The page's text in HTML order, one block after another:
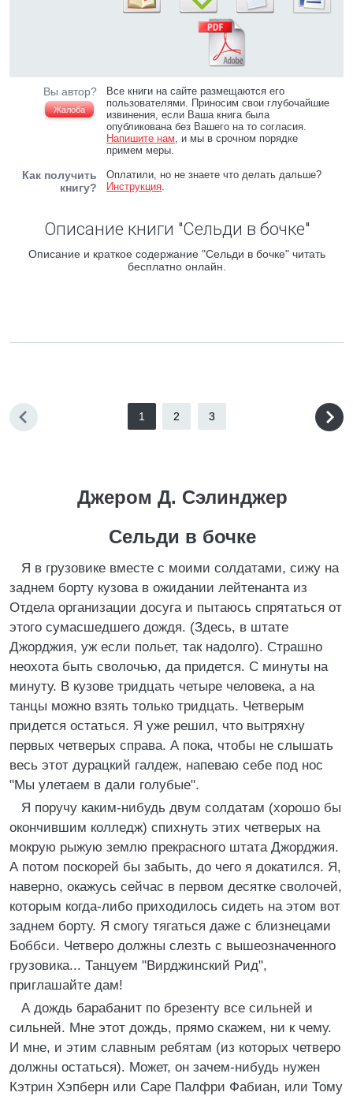
Вы автор?
Жалоба
Все книги на сайте размещаются его
пользователями. Приносим свои глубочайшие
извинения, если Ваша книга была
опубликована без Вашего на то согласия.
Напишите нам, и мы в срочном порядке
примем меры.
Как получить
книгу?
Оплатили, но не знаете что делать дальше?
Инструкция.
Описание книги "Сельди в бочке"
Описание и краткое содержание "Сельди в бочке" читать
бесплатно онлайн.
1 2 3
Джером Д. Сэлинджер
Сельди в бочке
Я в грузовике вместе с моими солдатами, сижу на
заднем борту кузова в ожидании лейтенанта из
Отдела организации досуга и пытаюсь спрятаться от
этого сумасшедшего дождя. (Здесь, в штате
Джорджия, уж если польет, так надолго). Страшно
неохота быть сволочью, да придется. С минуты на
минуту. В кузове тридцать четыре человека, а на
танцы можно взять только тридцать. Четверым
придется остаться. Я уже решил, что вытряхну
первых четверых справа. А пока, чтобы не слышать
весь этот дурацкий галдеж, напеваю себе под нос
"Мы улетаем в дали голубые".
Я поручу каким-нибудь двум солдатам (хорошо бы
окончившим колледж) спихнуть этих четверых на
мокрую рыжую землю прекрасного штата Джорджия.
А потом поскорей бы забыть, до чего я докатился. Я,
наверно, окажусь сейчас в первом десятке сволочей,
которым когда-либо приходилось сидеть на этом вот
заднем борту. Я смогу тягаться даже с близнецами
Боббси. Четверо должны слезть с вышеозначенного
грузовика... Танцуем "Вирджинский Рид",
приглашайте дам!
А дождь барабанит по брезенту все сильней и
сильней. Мне этот дождь, прямо скажем, ни к чему.
И мне, и этим славным ребятам (из которых четверо
должны остаться). Может, он зачем-нибудь нужен
Кэтрин Хэпберн или Саре Палфри Фабиан, или Тому